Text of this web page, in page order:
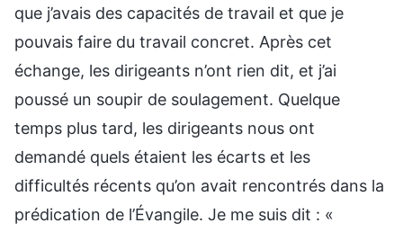
que j’avais des capacités de travail et que je
pouvais faire du travail concret. Après cet
échange, les dirigeants n’ont rien dit, et j’ai
poussé un soupir de soulagement. Quelque
temps plus tard, les dirigeants nous ont
demandé quels étaient les écarts et les
difficultés récents qu’on avait rencontrés dans la
prédication de l’Évangile. Je me suis dit : «